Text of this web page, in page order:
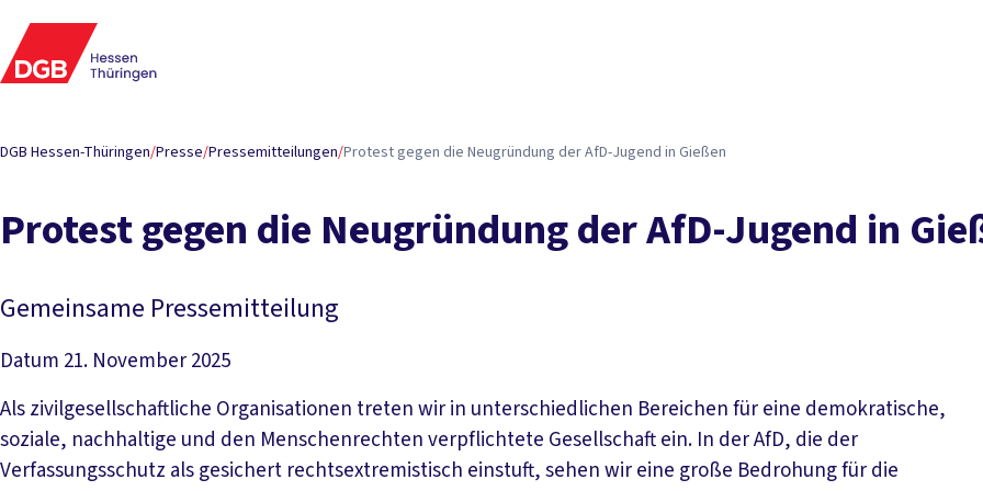
DGB Hessen-Thüringen/Presse/Pressemitteilungen/Protest gegen die Neugründung der AfD-Jugend in Gießen
Protest gegen die Neugründung der AfD-Jugend in
Gemeinsame Pressemitteilung
Datum 21. November 2025
Als zivilgesellschaftliche Organisationen treten wir in unterschiedlichen Bereichen für eine demokratische,
soziale, nachhaltige und den Menschenrechten verpflichtete Gesellschaft ein. In der AfD, die der
Verfassungsschutz als gesichert rechtsextremistisch einstuft, sehen wir eine große Bedrohung für die